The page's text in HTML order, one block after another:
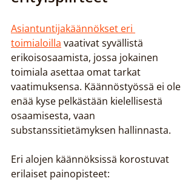
Asiantuntijakäännökset eri
toimialoilla vaativat syvällistä
erikoisosaamista, jossa jokainen
toimiala asettaa omat tarkat
vaatimuksensa. Käännöstyössä ei ole
enää kyse pelkästään kielellisestä
osaamisesta, vaan
substanssitietämyksen hallinnasta.
Eri alojen käännöksissä korostuvat
erilaiset painopisteet: